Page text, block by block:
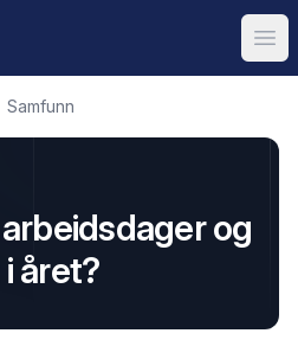
Samfunn
og
året?